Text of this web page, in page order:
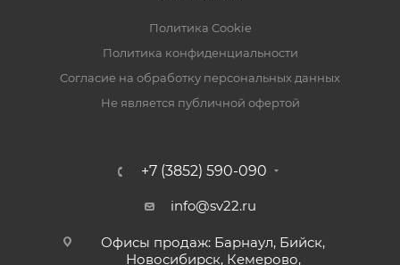
Политика Cookie
Политика конфиденциальности
Согласие на обработку персональных данных
Не является публичной офертой
+7 (3852) 590-090
info@sv22.ru
Офисы продаж: Барнаул, Бийск,
Новосибирск, Кемерово,